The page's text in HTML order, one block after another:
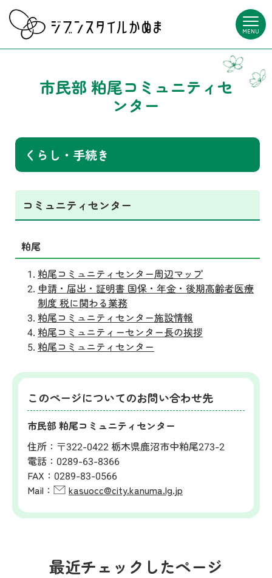
MENU
市民部 粕尾コミュニティセ
ンター
くらし・手続き
コミュニティセンター
粕尾
粕尾コミュニティセンター周辺マップ
申請・届出・証明書 国保・年金・後期高齢者医療
制度 税に関わる業務
粕尾コミュニティセンター施設情報
粕尾コミュニティーセンター長の挨拶
粕尾コミュニティセンター
このページについてのお問い合わせ先
市民部 粕尾コミュニティセンター
住所： 〒322-0422 栃木県鹿沼市中粕尾273-2
電話： 0289-63-8366
FAX： 0289-83-0566
Mail：
kasuocc@city.kanuma.lg.jp
最近チェックしたページ